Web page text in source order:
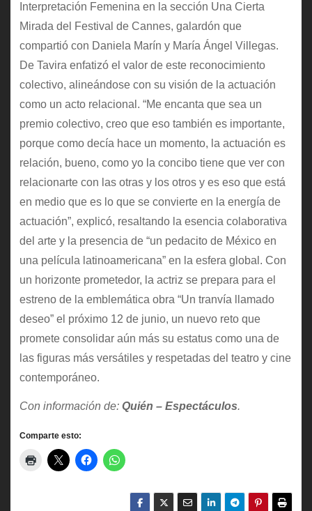
Interpretación Femenina en la sección Una Cierta
Mirada del Festival de Cannes, galardón que
compartió con Daniela Marín y María Ángel Villegas.
De Tavira enfatizó el valor de este reconocimiento
colectivo, alineándose con su visión de la actuación
como un acto relacional. “Me encanta que sea un
premio colectivo, creo que eso también es importante,
porque como decía hace un momento, la actuación es
relación, bueno, como yo la concibo tiene que ver con
relacionarte con las otras y los otros y es eso que está
en medio que es lo que se convierte en la energía de
actuación”, explicó, resaltando la esencia colaborativa
del arte y la presencia de “un pedacito de México en
una película latinoamericana” en la esfera global. Con
un horizonte prometedor, la actriz se prepara para el
estreno de la emblemática obra “Un tranvía llamado
deseo” el próximo 12 de junio, un nuevo reto que
promete consolidar aún más su estatus como una de
las figuras más versátiles y respetadas del teatro y cine
contemporáneo.
Con información de: Quién – Espectáculos.
Comparte esto: